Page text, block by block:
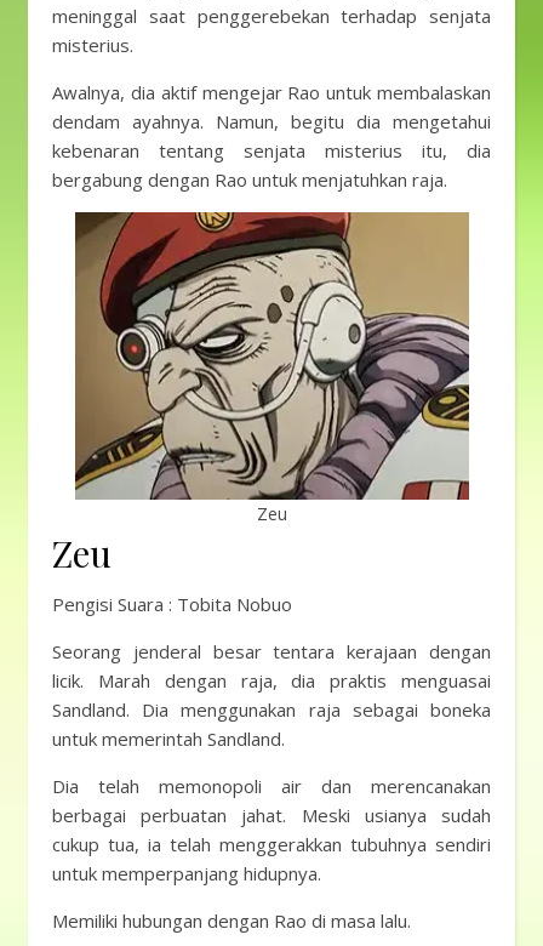
meninggal saat penggerebekan terhadap senjata
misterius.
Awalnya, dia aktif mengejar Rao untuk membalaskan
dendam ayahnya. Namun, begitu dia mengetahui
kebenaran tentang senjata misterius itu, dia
bergabung dengan Rao untuk menjatuhkan raja.
Zeu
Zeu
Pengisi Suara : Tobita Nobuo
Seorang jenderal besar tentara kerajaan dengan
licik. Marah dengan raja, dia praktis menguasai
Sandland. Dia menggunakan raja sebagai boneka
untuk memerintah Sandland.
Dia telah memonopoli air dan merencanakan
berbagai perbuatan jahat. Meski usianya sudah
cukup tua, ia telah menggerakkan tubuhnya sendiri
untuk memperpanjang hidupnya.
Memiliki hubungan dengan Rao di masa lalu.